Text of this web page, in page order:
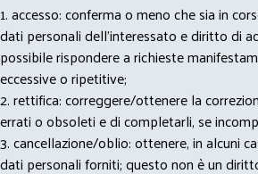
1. accesso: conferma o meno che sia in
dati personali dell’interessato e diritto di
possibile rispondere a richieste
eccessive o ripetitive;
2. rettifica: correggere/ottenere la
errati o obsoleti e di completarli, se
3. cancellazione/oblio: ottenere, in alcuni
dati personali forniti; questo non è un